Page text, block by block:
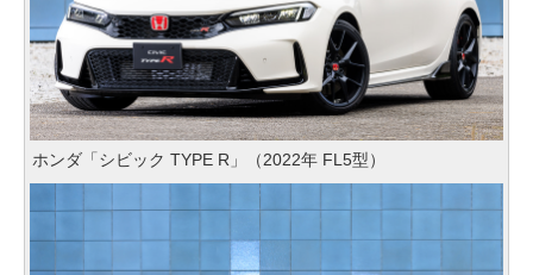
ホンダ「シビック TYPE R」（2022年 FL5型）